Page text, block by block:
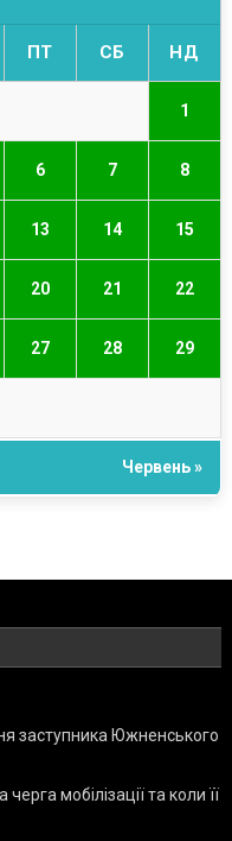
ПТ СБ НД
1
6 7 8
13 14 15
20 21 22
27 28 29
Червень »
заступника Южненського
мобілізації та коли її